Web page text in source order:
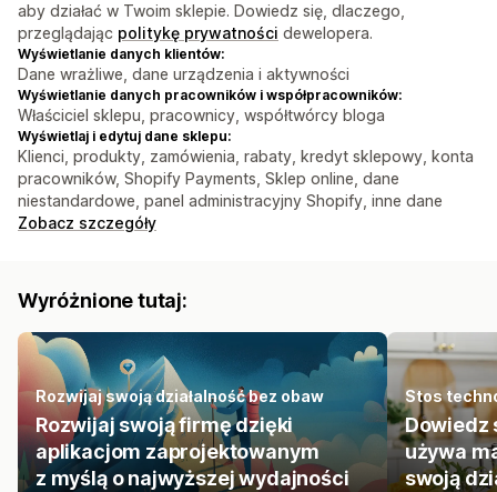
aby działać w Twoim sklepie. Dowiedz się, dlaczego,
przeglądając politykę prywatności dewelopera.
Wyświetlanie danych klientów:
Dane wrażliwe, dane urządzenia i aktywności
Wyświetlanie danych pracowników i współpracowników:
Właściciel sklepu, pracownicy, współtwórcy bloga
Wyświetlaj i edytuj dane sklepu:
Klienci, produkty, zamówienia, rabaty, kredyt sklepowy, konta
pracowników, Shopify Payments, Sklep online, dane
niestandardowe, panel administracyjny Shopify, inne dane
Zobacz szczegóły
Wyróżnione tutaj:
Rozwijaj swoją działalność bez obaw
Rozwijaj swoją firmę dzięki
aplikacjom zaprojektowanym
z myślą o najwyższej wydajności
Stos
Dowiedz
używa
swoją